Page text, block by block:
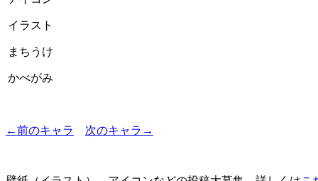
イラスト
まちうけ
かべがみ
←前のキャラ 次のキャラ→